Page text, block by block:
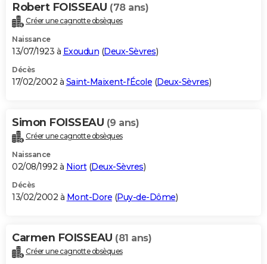
Robert FOISSEAU (78 ans)
Créer une cagnotte obsèques
Naissance
13/07/1923 à Exoudun (Deux-Sèvres)
Décès
17/02/2002 à Saint-Maixent-l'École (Deux-Sèvres)
Simon FOISSEAU (9 ans)
Créer une cagnotte obsèques
Naissance
02/08/1992 à Niort(Deux-Sèvres)
Décès
13/02/2002 à Mont-Dore (Puy-de-Dôme)
Carmen FOISSEAU (81 ans)
Créer une cagnotte obsèques